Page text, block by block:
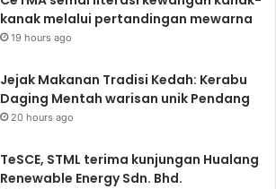
kanak melalui pertandingan mewarna
19 hours ago
Jejak Makanan Tradisi Kedah: Kerabu
Daging Mentah warisan unik Pendang
20 hours ago
TeSCE, STML terima kunjungan Hualang
Renewable Energy Sdn. Bhd.